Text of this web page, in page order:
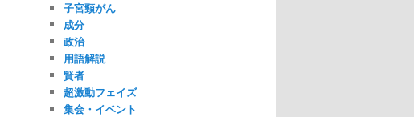
子宮頸がん
成分
政治
用語解説
賢者
超激動フェイズ
集会・イベント